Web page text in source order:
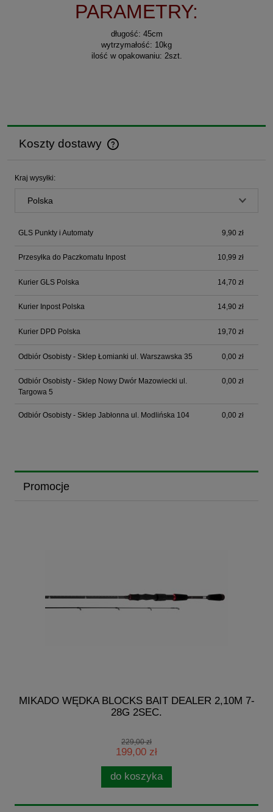
PARAMETRY:
długość: 45cm
wytrzymałość: 10kg
ilość w opakowaniu: 2szt.
Koszty dostawy
Cena nie zawiera ewentualnych kosztów płatności
Kraj wysyłki:
GLS Punkty i Automaty 9,90 zł
Przesyłka do Paczkomatu Inpost 10,99 zł
Kurier GLS Polska 14,70 zł
Kurier Inpost Polska 14,90 zł
Kurier DPD Polska 19,70 zł
Odbiór Osobisty - Sklep Łomianki ul. Warszawska 35 0,00 zł
Odbiór Osobisty - Sklep Nowy Dwór Mazowiecki ul.
Targowa 5
0,00 zł
Odbiór Osobisty - Sklep Jabłonna ul. Modlińska 104 0,00 zł
Promocje
MIKADO WĘDKA BLOCKS BAIT DEALER 2,10M 7-
28G 2SEC.
229,00 zł
199,00 zł
do koszyka